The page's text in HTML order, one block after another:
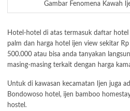
Gambar Fenomena Kawah
Hotel-hotel di atas termasuk daftar
palm dan harga hotel ijen view sekitar
500.000 atau bisa anda tanyakan
masing-masing terkait dengan harga
Untuk di kawasan kecamatan Ijen juga
Bondowoso hotel, ijen bamboo
hostel.